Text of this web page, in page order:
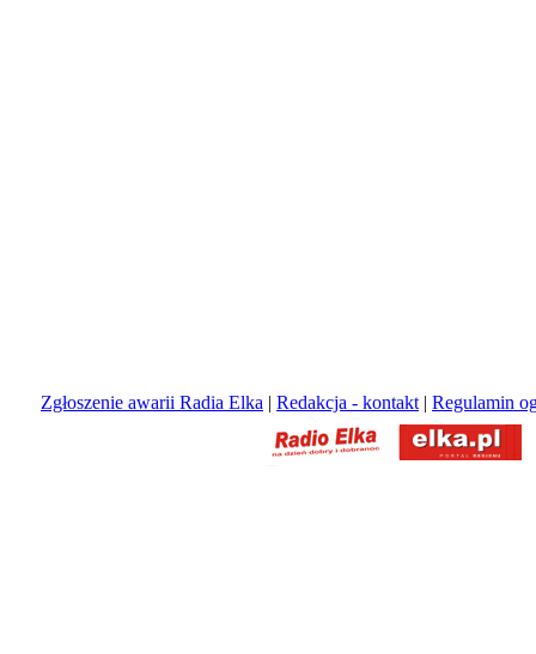
Zgłoszenie awarii Radia Elka | Redakcja - kontakt | Regulamin